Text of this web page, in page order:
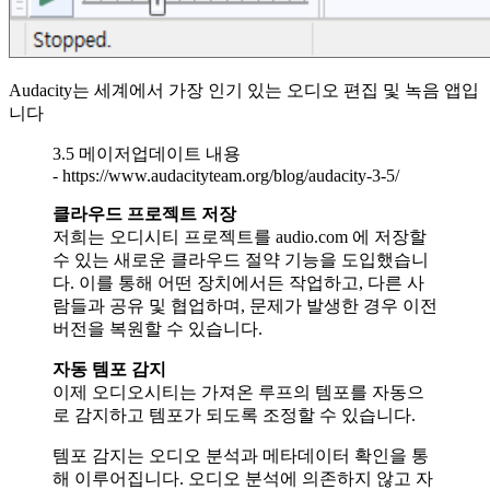
Audacity는 세계에서 가장 인기 있는 오디오 편집 및 녹음 앱입
니다
3.5 메이저업데이트 내용
- https://www.audacityteam.org/blog/audacity-3-5/
클라우드 프로젝트 저장
저희는 오디시티 프로젝트를 audio.com 에 저장할
수 있는 새로운 클라우드 절약 기능을 도입했습니
다. 이를 통해 어떤 장치에서든 작업하고, 다른 사
람들과 공유 및 협업하며, 문제가 발생한 경우 이전
버전을 복원할 수 있습니다.
자동 템포 감지
이제 오디오시티는 가져온 루프의 템포를 자동으
로 감지하고 템포가 되도록 조정할 수 있습니다.
템포 감지는 오디오 분석과 메타데이터 확인을 통
해 이루어집니다. 오디오 분석에 의존하지 않고 자